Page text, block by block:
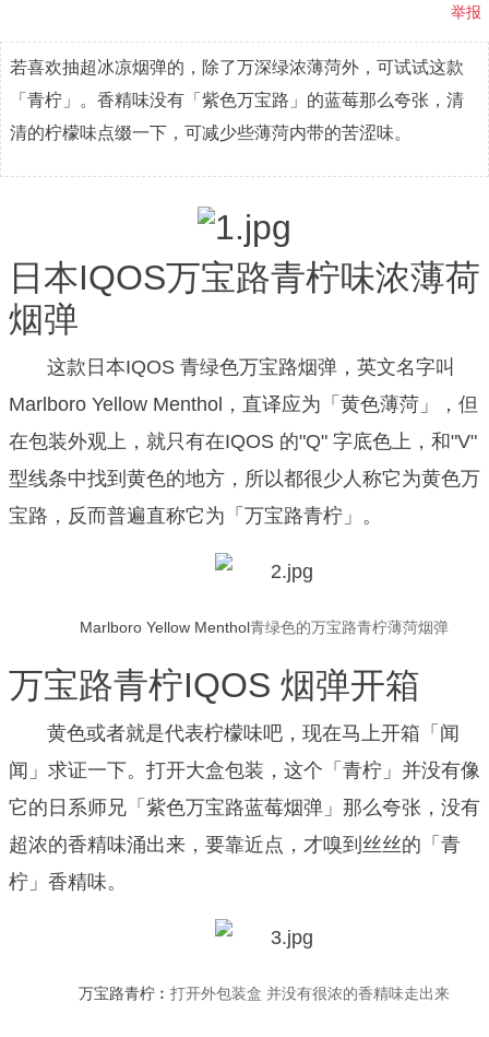
举报
若喜欢抽超冰凉烟弹的，除了万深绿浓薄菏外，可试试这款
「青柠」。 香精味没有「紫色万宝路」的蓝莓那么夸张，清
清的柠檬味点缀一下，可减少些薄菏内带的苦涩味。
日本IQOS万宝路青柠味浓薄荷
烟弹
这款日本IQOS 青绿色万宝路烟弹，英文名字叫
Marlboro Yellow Menthol，直译应为「黄色薄菏」，但
在包装外观上，就只有在IQOS 的"Q" 字底色上，和"V"
型线条中找到黄色的地方，所以都很少人称它为黄色万
宝路，反而普遍直称它为「万宝路青柠」。
Marlboro Yellow Menthol青绿色的万宝路青柠薄菏烟弹
万宝路青柠IQOS 烟弹开箱
黄色或者就是代表柠檬味吧，现在马上开箱「闻
闻」求证一下。 打开大盒包装，这个「青柠」并没有像
它的日系师兄「紫色万宝路蓝莓烟弹」那么夸张，没有
超浓的香精味涌出来，要靠近点，才嗅到丝丝的「青
柠」香精味。
万宝路青柠︰ 打开外包装盒 并没有很浓的香精味走出来